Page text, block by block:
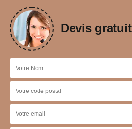
Devis gratuit